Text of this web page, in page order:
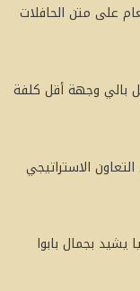
على متن الحافلات
بالي وجهة أقل كلفة
الاستراتيجي
يشيد بجمال بابوا